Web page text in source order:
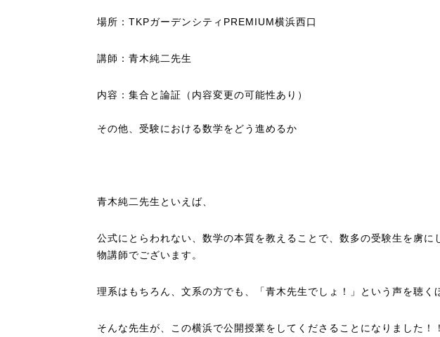
場所：TKPガーデンシティPREMIUM横浜西口
講師：青木純二先生
内容：集合と論証（内容変更の可能性あり）
その他、受験における数学をどう進めるか
青木純二先生といえば、
公式にとらわれない、数学の本質を教えることで、数多の受験生を虜に
物講師でございます。
理系はもちろん、文系の方でも、「青木先生でしょ！」という声を聴く
そんな先生が、この横浜で公開授業をしてくださることになりました！